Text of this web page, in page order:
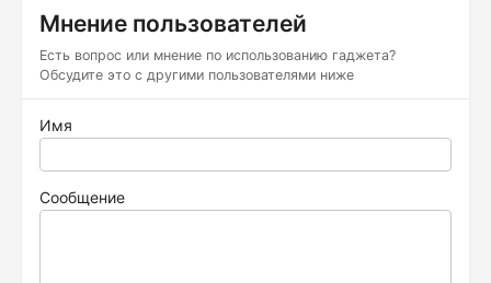
Мнение пользователей
Есть вопрос или мнение по использованию гаджета?
Обсудите это с другими пользователями ниже
Имя
Сообщение